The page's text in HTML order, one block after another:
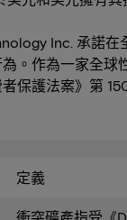
Inc. 承諾在
。作為一家全
保護法案》第
定義